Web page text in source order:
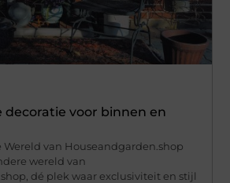
decoratie voor binnen en
van Houseandgarden.shop
wereld van
dé plek waar exclusiviteit en stijl